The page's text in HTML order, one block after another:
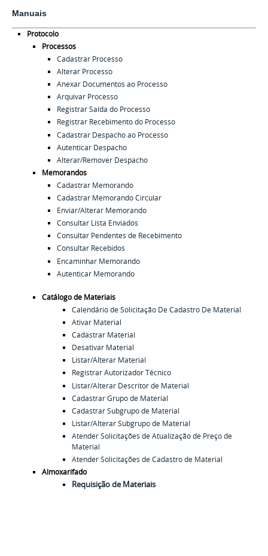
Manuais
Protocolo
Processos
Cadastrar Processo
Alterar Processo
Anexar Documentos ao Processo
Arquivar Processo
Registrar Saída do Processo
Registrar Recebimento do Processo
Cadastrar Despacho ao Processo
Autenticar Despacho
Alterar/Remover Despacho
Memorandos
Cadastrar Memorando
Cadastrar Memorando Circular
Enviar/Alterar Memorando
Consultar Lista Enviados
Consultar Pendentes de Recebimento
Consultar Recebidos
Encaminhar Memorando
Autenticar Memorando
Catálogo de Materiais
Calendário de Solicitação De Cadastro De Material
Ativar Material
Cadastrar Material
Desativar Material
Listar/Alterar Material
Registrar Autorizador Técnico
Listar/Alterar Descritor de Material
Cadastrar Grupo de Material
Cadastrar Subgrupo de Material
Listar/Alterar Subgrupo de Material
Atender Solicitações de Atualização de Preço de
Material
Atender Solicitações de Cadastro de Material
Almoxarifado
Requisição de Materiais